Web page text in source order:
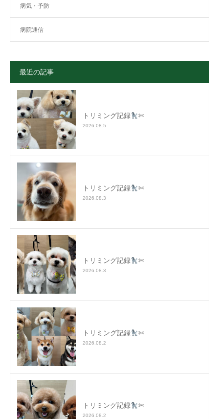
病気・予防
病院通信
最近の記事
トリミング記録 ✄
2026.08.5
トリミング記録 ✄
2026.08.3
トリミング記録 ✄
2026.08.3
トリミング記録 ✄
2026.08.2
トリミング記録 ✄
2026.08.2